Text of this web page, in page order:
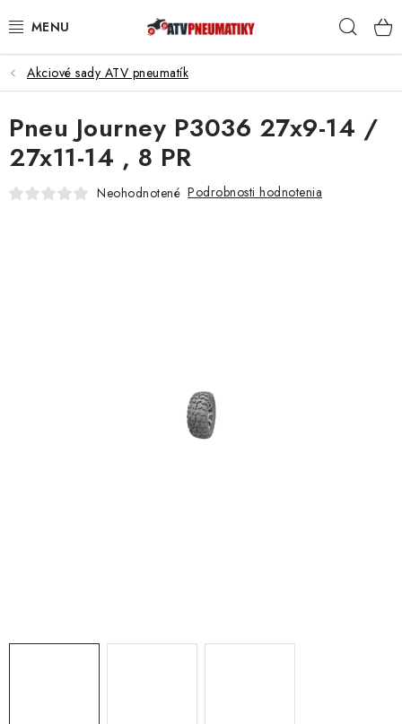
na
PNEUMATIKY
DISKY
ROZŠIROVACIE PODLOŽKY
Akciové sady ATV pneumatík
Pneu Journey P3036 27x9-14 /
27x11-14 , 8 PR
Neohodnotené Podrobnosti hodnotenia